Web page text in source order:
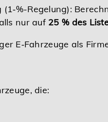
Regelung):
nur auf 25 % des
E‑Fahrzeuge als
die: